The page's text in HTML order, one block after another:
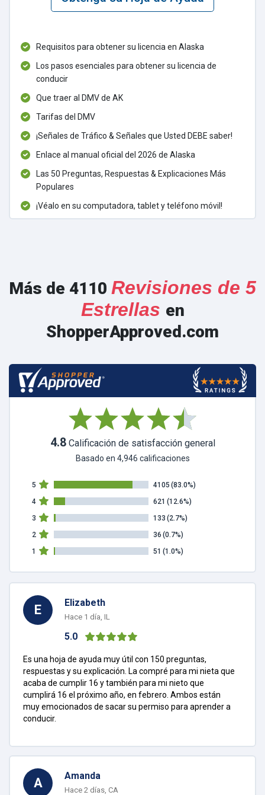
Requisitos para obtener su licencia en Alaska
Los pasos esenciales para obtener su licencia de
conducir
Que traer al DMV de AK
Tarifas del DMV
¡Señales de Tráfico & Señales que Usted DEBE saber!
Enlace al manual oficial del 2026 de Alaska
Las 50 Preguntas, Respuestas & Explicaciones Más
Populares
¡Véalo en su computadora, tablet y teléfono móvil!
Más de 4110 Revisiones de 5
Estrellas en
ShopperApproved.com
4.8Calificación de satisfacción general
Basado en 4,946 calificaciones
5 4105 (83.0%)
4
621 (12.6%)
3
133 (2.7%)
2
36 (0.7%)
1
51 (1.0%)
E Elizabeth
Hace 1 día, IL
5.0
Es una hoja de ayuda muy útil con 150 preguntas,
respuestas y su explicación. La compré para mi nieta que
acaba de cumplir 16 y también para mi nieto que
cumplirá 16 el próximo año, en febrero. Ambos están
muy emocionados de sacar su permiso para aprender a
conducir.
A Amanda
Hace 2 días, CA